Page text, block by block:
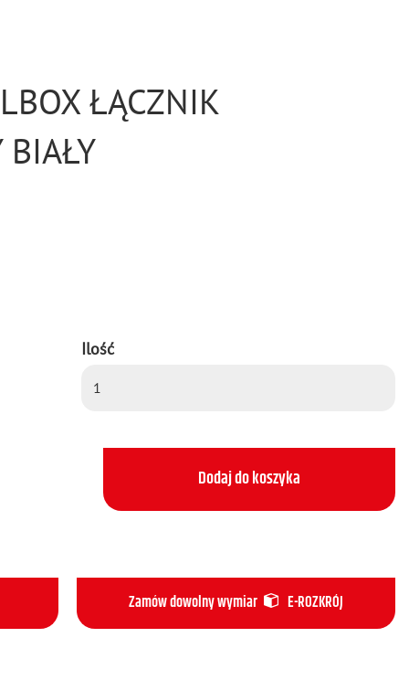
ŁĄCZNIK
BIAŁY
Ilość
Dodaj do koszyka
Zamów dowolny wymiar E-ROZKRÓJ